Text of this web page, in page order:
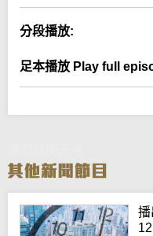
分段播放:
足本播放 Play full
播